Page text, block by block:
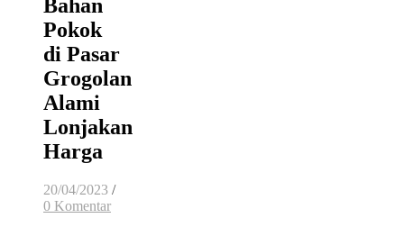
Bahan
Pokok
di Pasar
Grogolan
Alami
Lonjakan
Harga
20/04/2023 /
0 Komentar